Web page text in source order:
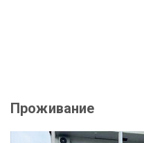
Проживание